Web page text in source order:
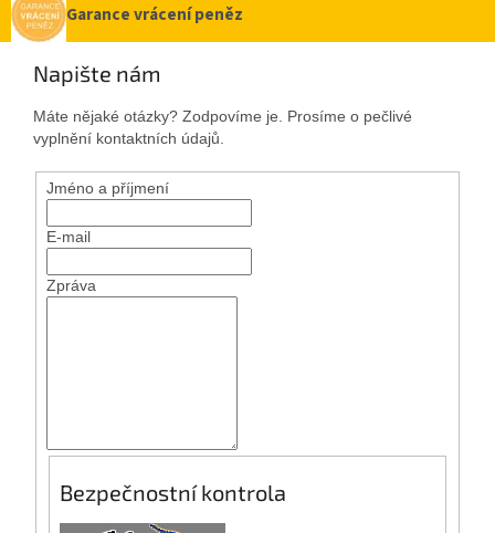
Garance vrácení peněz
Napište nám
Máte nějaké otázky? Zodpovíme je. Prosíme o pečlivé
vyplnění kontaktních údajů.
Jméno a příjmení
E-mail
Zpráva
Bezpečnostní kontrola